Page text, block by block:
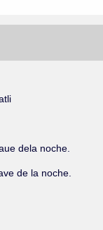
dela noche.
de la noche.